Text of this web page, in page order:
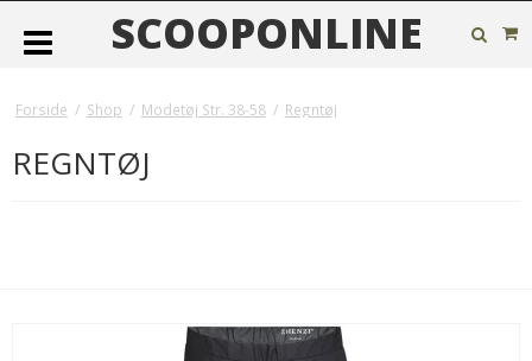
SCOOPONLINE
Forside / Shop / Modetøj Str. 38-58 / Regntøj
REGNTØJ